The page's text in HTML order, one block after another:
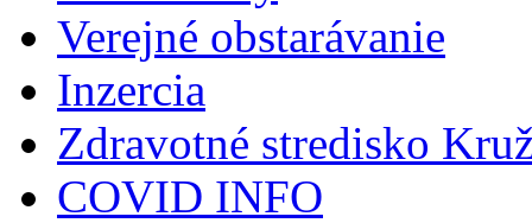
Verejné obstarávanie
Inzercia
Zdravotné stredisko
COVID INFO